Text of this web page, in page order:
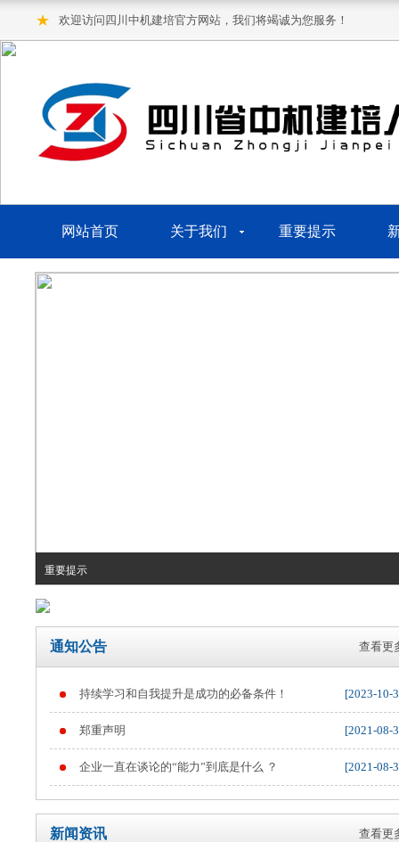
★ 欢迎访问四川中机建培官方网站，我们将竭诚为您服务！
网站首页 关于我们 重要提示
重要提示
通知公告 查看更
持续学习和自我提升是成功的必备条件！ [2023-10-
郑重声明 [2021-08-
企业一直在谈论的“能力”到底是什么 ？ [2021-08-
新闻资讯 查看更